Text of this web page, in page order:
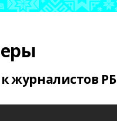
журналистов РБ